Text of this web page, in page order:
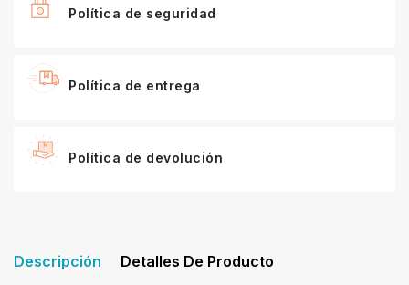
Política de seguridad
Política de entrega
Política de devolución
Descripción
Detalles De Producto